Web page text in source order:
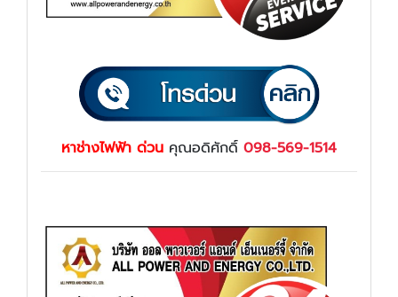
หาช่างไฟฟ้า ด่วน คุณอดิศักดิ์ 098-569-1514